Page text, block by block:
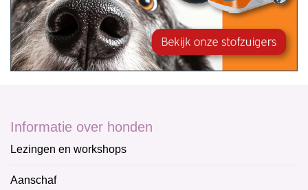
Informatie over honden
Lezingen en workshops
Aanschaf